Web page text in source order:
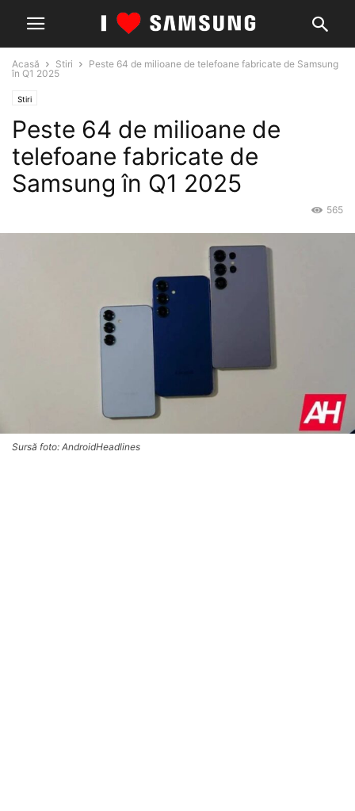
Acasă Stiri
Peste 64 de milioane de telefoane fabricate de Samsung
în Q1 2025
Stiri
Peste 64 de milioane de
telefoane fabricate de
Samsung în Q1 2025
565
Sursă foto: AndroidHeadlines